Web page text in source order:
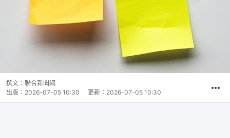
撰文： 聯合新聞網
出版： 2026-07-05 10:30 更新： 2026-07-05 10:30